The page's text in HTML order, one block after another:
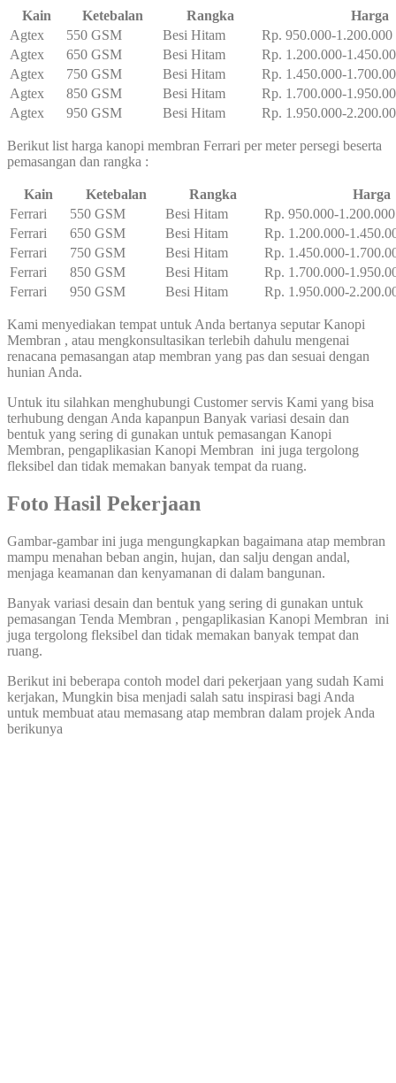
Kain Ketebalan Rangka
Harga
Agtex
550 GSM Besi Hitam
Rp. 950.000-1.200.000
Agtex
650 GSM Besi Hitam
Rp. 1.200.000-
Agtex
750 GSM Besi Hitam
Rp. 1.450.000-
Agtex
850 GSM Besi Hitam
Rp. 1.700.000-
Agtex
950 GSM Besi Hitam Rp. 1.950.000-
Berikut list harga kanopi membran Ferrari per meter persegi beserta
pemasangan dan rangka :
Kain Ketebalan Rangka
Harga
Ferrari
550 GSM Besi Hitam
Rp. 950.000-1.200.000
Ferrari
650 GSM Besi Hitam
Rp. 1.200.000-
Ferrari
750 GSM Besi Hitam
Rp. 1.450.000-
Ferrari
850 GSM Besi Hitam
Rp. 1.700.000-
Ferrari
950 GSM Besi Hitam Rp. 1.950.000-
Kami menyediakan tempat untuk Anda bertanya seputar Kanopi
Membran , atau mengkonsultasikan terlebih dahulu mengenai
renacana pemasangan atap membran yang pas dan sesuai dengan
hunian Anda.
Untuk itu silahkan menghubungi Customer servis Kami yang bisa
terhubung dengan Anda kapanpun Banyak variasi desain dan
bentuk yang sering di gunakan untuk pemasangan Kanopi
Membran, pengaplikasian Kanopi Membran ini juga tergolong
fleksibel dan tidak memakan banyak tempat da ruang.
Foto Hasil Pekerjaan
Gambar-gambar ini juga mengungkapkan bagaimana atap membran
mampu menahan beban angin, hujan, dan salju dengan andal,
menjaga keamanan dan kenyamanan di dalam bangunan.
Banyak variasi desain dan bentuk yang sering di gunakan untuk
pemasangan Tenda Membran , pengaplikasian Kanopi Membran ini
juga tergolong fleksibel dan tidak memakan banyak tempat dan
ruang.
Berikut ini beberapa contoh model dari pekerjaan yang sudah Kami
kerjakan, Mungkin bisa menjadi salah satu inspirasi bagi Anda
untuk membuat atau memasang atap membran dalam projek Anda
berikunya